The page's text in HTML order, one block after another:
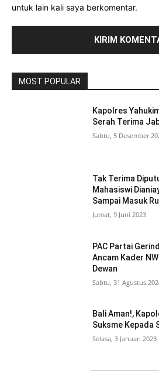
untuk lain kali saya berkomentar.
MOST POPULAR
Kapolres
Serah Terima
Sabtu, 5 Desember
Tak Terima
Mahasiswi
Sampai Masuk
Jumat, 9 Juni 2023
PAC Partai
Ancam Kader
Dewan
Sabtu, 31 Agustus
Bali Aman!,
Suksme Kepada
Selasa, 3 Januari 2023